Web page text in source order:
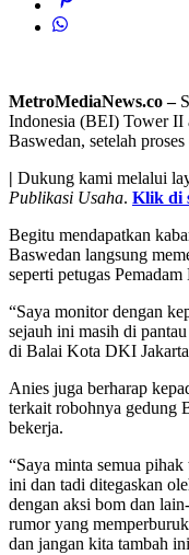
MetroMediaNews.co –
Indonesia (BEI) Tower II
Baswedan, setelah
| Dukung kami melalui
Publikasi Usaha. Klik di
Begitu mendapatkan
Baswedan langsung
seperti petugas
“Saya monitor dengan
sejauh ini masih di
di Balai Kota DKI
Anies juga berharap
terkait robohnya gedung
bekerja.
“Saya minta semua
ini dan tadi ditegaskan
dengan aksi bom dan
rumor yang
dan jangan kita tambah